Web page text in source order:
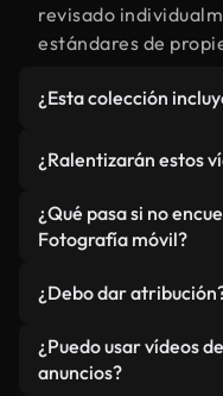
revisado
estándares de
¿Esta colección
relacionado con
generados por IA.
etiquetado.
¿Ralentizarán estos
No si selecciona
para web,
métricas como LCP.
¿Qué pasa si no
Fotografía móvil?
Studio. Describe la
móvil al atardecer",
segundos conforme
¿Debo dar
No es necesario.
biblioteca son
¿Puedo usar vídeos
anuncios?